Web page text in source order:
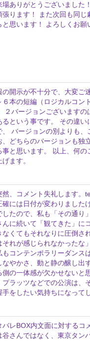
場ありがとうございました
張ります！ また次回も同
と思います！ よろしくお願
の開示が不十分で、大変ご
６本の短編（ロジカルコン
２バージョンございます
るという事です。 その違
、 バージョンの別よりも、
、どちらのバージョンも独
事と思います。 以上、何
げます。
、コメント失礼します。
確には日付が変わりまし
したので、私も「その通
んに続いて「観てきた」に
なくてもそれなりに圧倒さ
それが感じられなかったな
コンテンポラリーダンス
なやかさ、動と静の醸し出
側の一体感が欠かせないと
プラッツなどでの公演は
手をしたい気持ちになって
バレBOX内文面に対するコ
谷さんではなく、東京タン